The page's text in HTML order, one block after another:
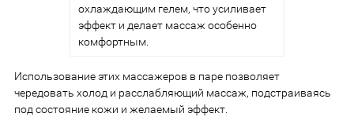
охлаждающим гелем, что усиливает
эффект и делает массаж особенно
комфортным.
Использование этих массажеров в паре позволяет
чередовать холод и расслабляющий массаж, подстраиваясь
под состояние кожи и желаемый эффект.